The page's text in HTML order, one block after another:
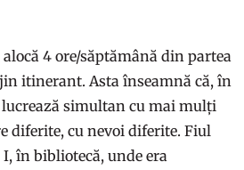
4 ore/săptămână din partea
itinerant. Asta înseamnă că, în
simultan cu mai mulți
diferite, cu nevoi diferite. Fiul
în bibliotecă, unde era